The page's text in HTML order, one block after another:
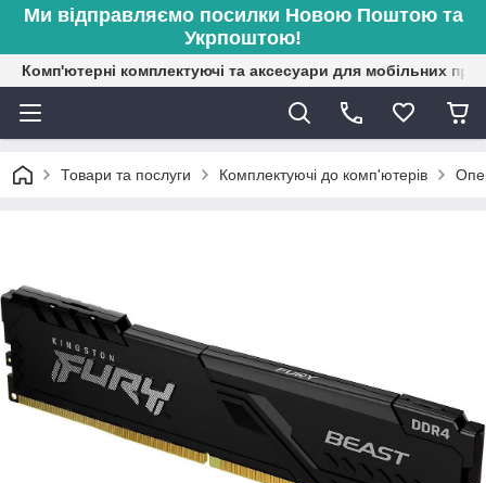
Ми відправляємо посилки Новою Поштою та
Укрпоштою!
Комп'ютерні комплектуючі та аксесуари для мобільних
Товари та послуги Комплектуючі до комп'ютерів